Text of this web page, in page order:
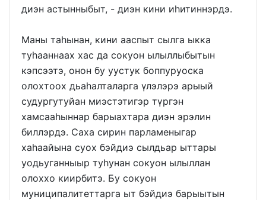
диэн астынныбыт, - диэн кини иһитиннэрдэ.
Маны таһынан, кини ааспыт сылга ыкка
туһааннаах хас да сокуон ылыллыбытын
кэпсээтэ, онон бу уустук боппуруоска
олохтоох дьаһалталарга үлэлэрэ арыый
судургутуйан миэстэтигэр түргэн
хамсааһыннар барыахтара диэн эрэлин
биллэрдэ. Саха сирин парламеныгар
хаһаайына суох бэйдиэ сылдьар ыттары
уодьуганныыр туһунан сокуон ылыллан
олоххо киирбитэ. Бу сокуон
муниципалитеттарга ыт бэйдиэ барыытын